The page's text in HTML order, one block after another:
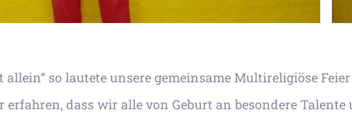
allein“ so lautete unsere gemeinsame Multireligiöse
erfahren, dass wir alle von Geburt an besondere